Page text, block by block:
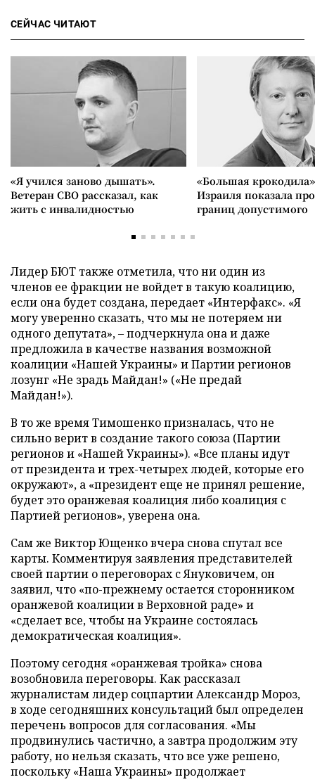
СЕЙЧАС ЧИТАЮТ
«Я учился заново дышать».
Ветеран СВО рассказал, как
жить с инвалидностью
«Большая
Израиля показала
границ допустимого
Лидер БЮТ также отметила, что ни один из
членов ее фракции не войдет в такую коалицию,
если она будет создана, передает «Интерфакс». «Я
могу уверенно сказать, что мы не потеряем ни
одного депутата», – подчеркнула она и даже
предложила в качестве названия возможной
коалиции «Нашей Украины» и Партии регионов
лозунг «Не зрадь Майдан!» («Не предай
Майдан!»).
В то же время Тимошенко призналась, что не
сильно верит в создание такого союза (Партии
регионов и «Нашей Украины»). «Все планы идут
от президента и трех-четырех людей, которые его
окружают», а «президент еще не принял решение,
будет это оранжевая коалиция либо коалиция с
Партией регионов», уверена она.
Сам же Виктор Ющенко вчера снова спутал все
карты. Комментируя заявления представителей
своей партии о переговорах с Януковичем, он
заявил, что «по-прежнему остается сторонником
оранжевой коалиции в Верховной раде» и
«сделает все, чтобы на Украине состоялась
демократическая коалиция».
Поэтому сегодня «оранжевая тройка» снова
возобновила переговоры. Как рассказал
журналистам лидер соцпартии Александр Мороз,
в ходе сегодняшних консультаций был определен
перечень вопросов для согласования. «Мы
продвинулись частично, а завтра продолжим эту
работу, но нельзя сказать, что все уже решено,
поскольку «Наша Украины» продолжает